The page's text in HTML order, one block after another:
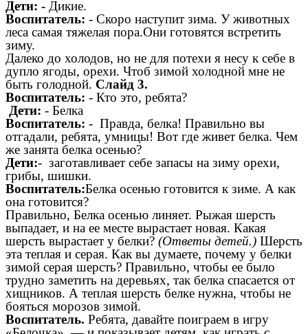
Дети: - Дикие.
Воспитатель: - Скоро наступит зима. У животных
леса самая тяжелая пора.Они готовятся встретить
зиму.
Далеко до холодов, но не для потехи я несу к себе в
дупло ягоды, орехи. Чтоб зимой холодной мне не
быть голодной. Слайд 3.
Воспитатель: - Кто это, ребята?
Дети: - Белка
Воспитатель: - Правда, белка! Правильно вы
отгадали, ребята, умницы! Вот где живет белка. Чем
же занята белка осенью?
Дети:- заготавливает себе запасы на зиму орехи,
грибы, шишки.
Воспитатель:Белка осенью готовится к зиме. А как
она готовится?
Правильно, Белка осенью линяет. Рыжая шерсть
выпадает, и на ее месте вырастает новая. Какая
шерсть вырастает у белки? (Ответы детей.) Шерсть
эта теплая и серая. Как вы думаете, почему у белки
зимой серая шерсть? Правильно, чтобы ее было
трудно заметить на деревьях, так белка спасается от
хищников. А теплая шерсть белке нужна, чтобы не
бояться морозов зимой.
Воспитатель. Ребята, давайте поиграем в игру